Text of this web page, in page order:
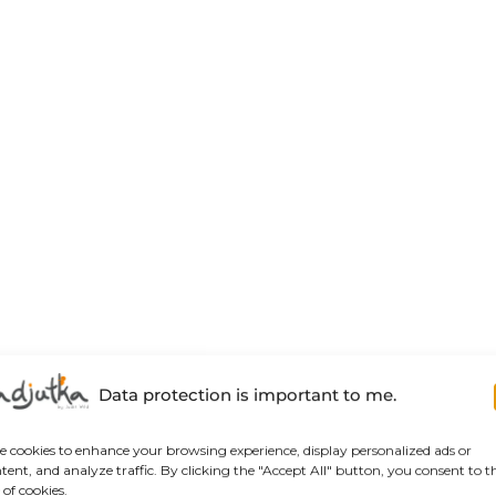
Data protection is important to me.
cookies to enhance your browsing experience, display personalized ads or
and analyze traffic. By clicking the "Accept All" button, you consent to
of cookies.